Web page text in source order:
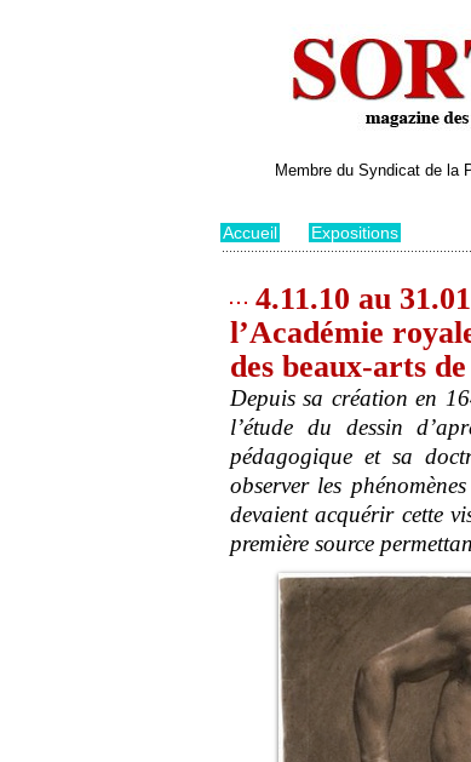
Membre du Syndicat de la
Accueil Expositions
4.11.10 au
l’Académie
des beaux-arts
Depuis sa création en
l’étude du dessin
pédagogique et sa
observer les
devaient acquérir cette
première source